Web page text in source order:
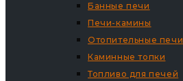
Банные печи
Печи-камины
Отопительные печи
Каминные топки
Топливо для печей